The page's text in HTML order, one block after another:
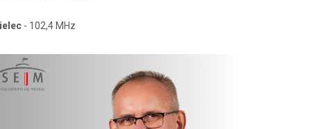
- 102,4 MHz